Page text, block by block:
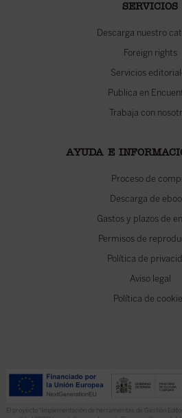
SERVICIOS
Descarga nuestro
Foreign rights
Servicios
Publica en
Trabaja con
AYUDA E
Proceso de
Descarga de
Gastos y plazos de
Permisos de
Política de
Aviso legal
Política de
El proyecto “Implementación de herramientas de Gestión